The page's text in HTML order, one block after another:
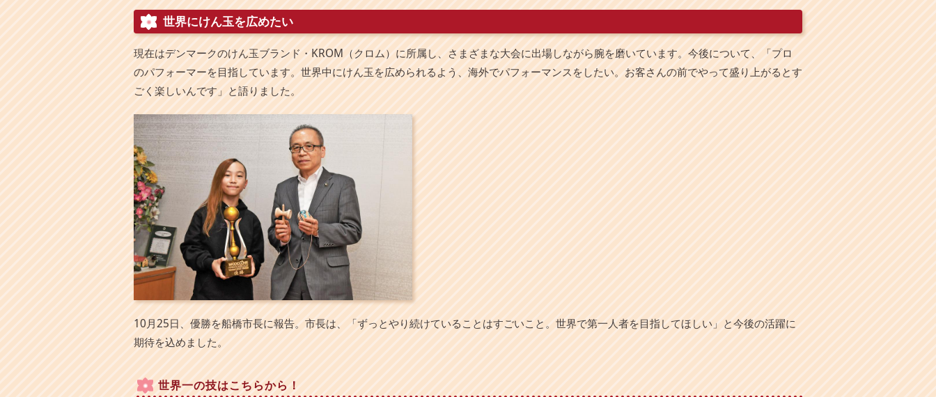
世界にけん玉を広めたい
現在はデンマークのけん玉ブランド・KROM（クロム）に所属し、さまざまな大会に出場しながら腕を磨いています。今後について、「プロ
のパフォーマーを目指しています。世界中にけん玉を広められるよう、海外でパフォーマンスをしたい。お客さんの前でやって盛り上がるとす
ごく楽しいんです」と語りました。
10月25日、優勝を船橋市長に報告。市長は、「ずっとやり続けていることはすごいこと。世界で第一人者を目指してほしい」と今後の活躍に
期待を込めました。
世界一の技はこちらから！